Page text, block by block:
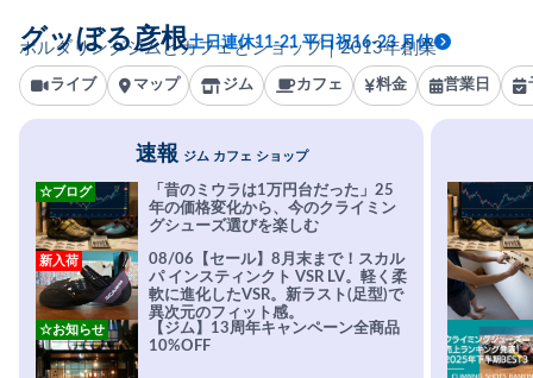
ボルダリングジムとカフェとショップ｜2013年創業
グッぼる彦根土日連休11-21 平日祝16-23 月休
ライブ マップ ジム カフェ 料金 営業日
速報 ジム カフェ ショップ
「昔のミウラは1万円台だった」25
年の価格変化から、今のクライミン
グシューズ選びを楽しむ
☆ブログ
08/06【セール】8月末まで！スカル
パ インスティンクト VSR LV。軽く柔
軟に進化したVSR。新ラスト(足型)で
異次元のフィット感。
新入荷
【ジム】13周年キャンペーン全商品
10%OFF
☆お知らせ